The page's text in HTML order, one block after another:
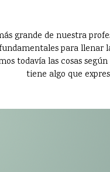
grande de nuestra
para llenar
todavía las cosas
tiene algo que